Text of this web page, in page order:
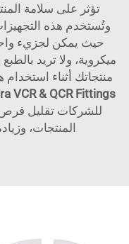
تؤثر على سلامة
وتُستخدم هذه
حيث يمكن لجزيء
ميكروية، ولا تريد
منتجاتك أثناء استخدام
VCR & QCR Fittings
للشركات تقليل
المنتجات،